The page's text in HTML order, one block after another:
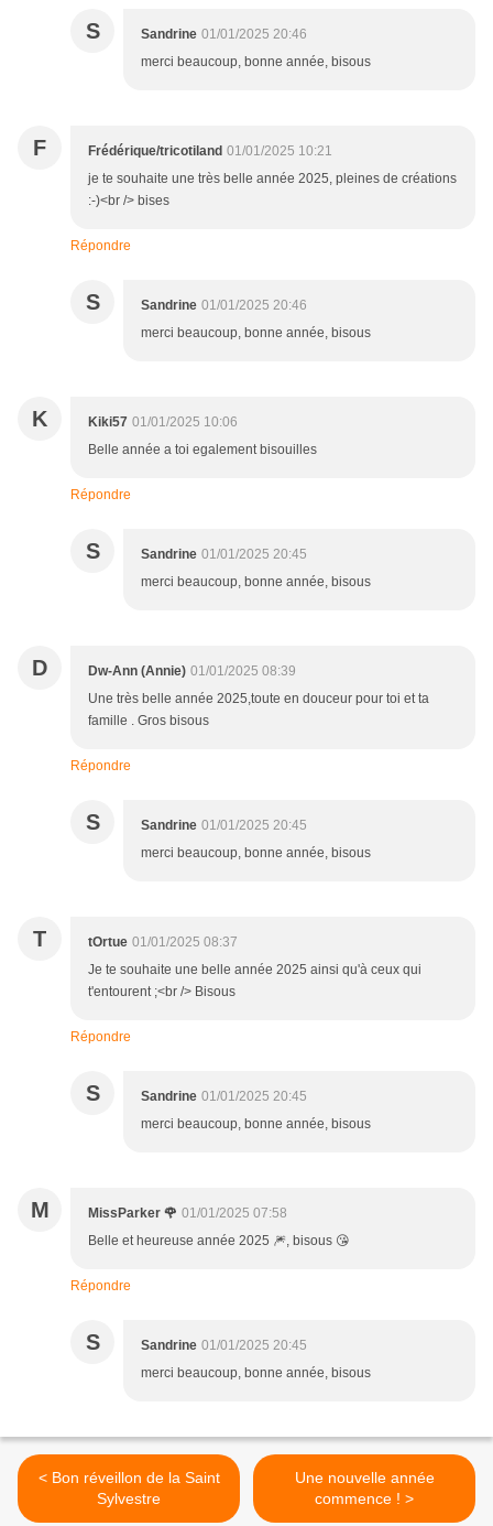
S Sandrine 01/01/2025 20:46
merci beaucoup, bonne année, bisous
F Frédérique/tricotiland 01/01/2025 10:21
je te souhaite une très belle année 2025, pleines de créations
:-)<br /> bises
Répondre
S Sandrine 01/01/2025 20:46
merci beaucoup, bonne année, bisous
K Kiki57 01/01/2025 10:06
Belle année a toi egalement bisouilles
Répondre
S Sandrine 01/01/2025 20:45
merci beaucoup, bonne année, bisous
D Dw-Ann (Annie) 01/01/2025 08:39
Une très belle année 2025,toute en douceur pour toi et ta
famille . Gros bisous
Répondre
S Sandrine 01/01/2025 20:45
merci beaucoup, bonne année, bisous
T tOrtue 01/01/2025 08:37
Je te souhaite une belle année 2025 ainsi qu'à ceux qui
t'entourent ;<br /> Bisous
Répondre
S Sandrine 01/01/2025 20:45
merci beaucoup, bonne année, bisous
M MissParker 🌹 01/01/2025 07:58
Belle et heureuse année 2025 🎆, bisous 😘
Répondre
S Sandrine 01/01/2025 20:45
merci beaucoup, bonne année, bisous
< Bon réveillon de la Saint
Sylvestre
Une nouvelle année
commence ! >